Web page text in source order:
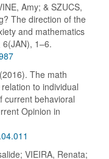
Amy; & SZUCS,
The direction of the
and mathematics
1–6.
The math
to individual
current behavioral
Opinion in
VIEIRA, Renata;